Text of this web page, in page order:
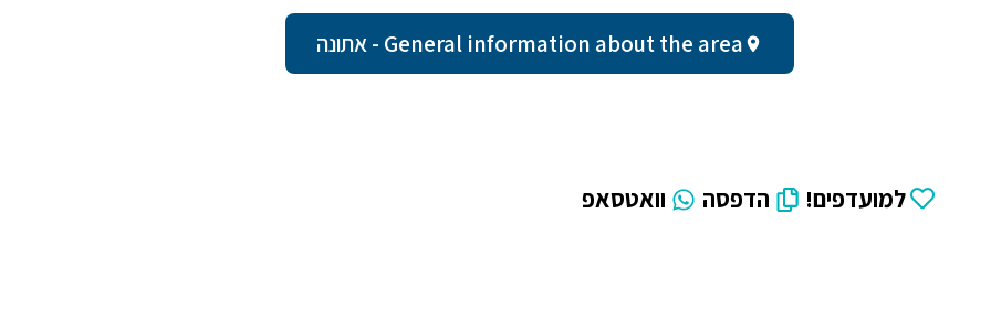
General information about the area - אתונה
למועדפים! הדפסה וואטסאפ